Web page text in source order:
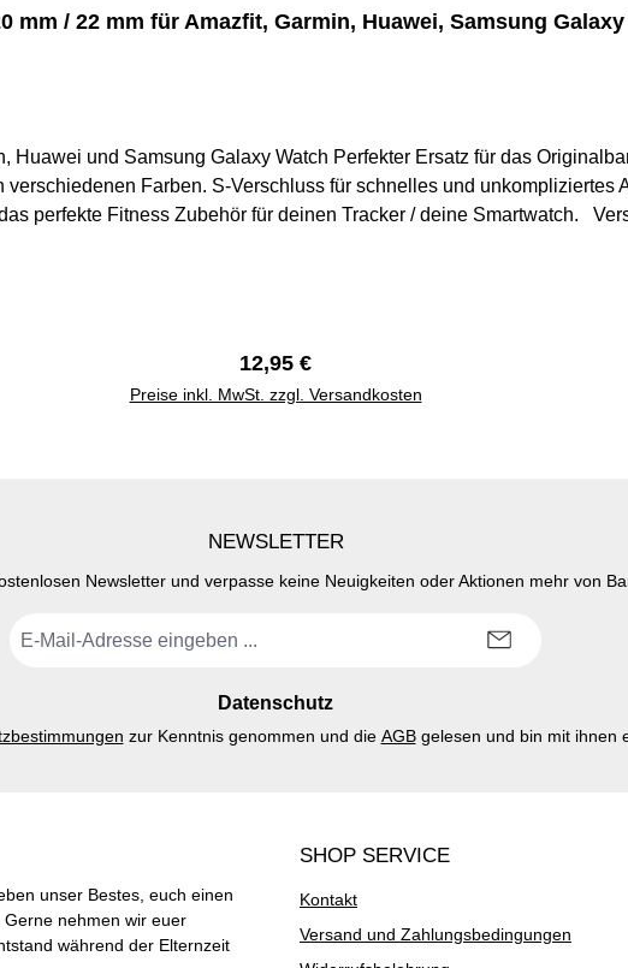
mm / 22 mm für Amazfit, Garmin, Huawei, Samsung Galaxy
Ersatz für das Originalband diverser Fitnesstracker Belastbares &
Farben. S-Verschluss für schnelles und unkompliziertes
für deinen Tracker / deine Smartwatch. Versand aus Deutschland. Versand innerhalb
Regulärer Preis:
12,95 €
Preise inkl. MwSt. zzgl. Versandkosten
NEWSLETTER
Newsletter und verpasse keine Neuigkeiten oder Aktionen mehr von
Mail-
Datenschutz
zur Kenntnis genommen und die AGBgelesen und bin mit ihnen
unser Bestes, euch einen
nehmen wir euer
während der Elternzeit
SHOP SERVICE
Kontakt
Versand und Zahlungsbedingungen